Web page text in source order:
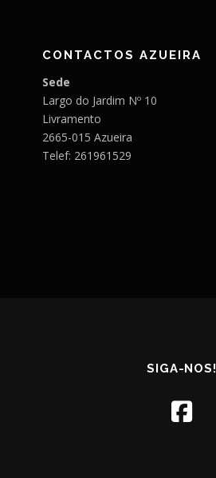
CONTACTOS AZUEIRA
Sede
Largo do Jardim Nº 10
Livramento
2665-015 Azueira
Telef: 261961529
SIGA-NOS!